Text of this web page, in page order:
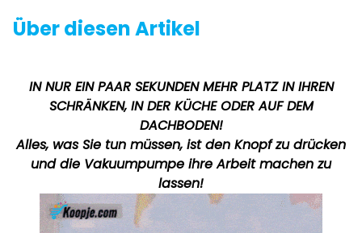
Über diesen Artikel
IN NUR EIN PAAR SEKUNDEN MEHR PLATZ IN IHREN
SCHRÄNKEN, IN DER KÜCHE ODER AUF DEM
DACHBODEN!
Alles, was Sie tun müssen, ist den Knopf zu drücken
und die Vakuumpumpe ihre Arbeit machen zu
lassen!